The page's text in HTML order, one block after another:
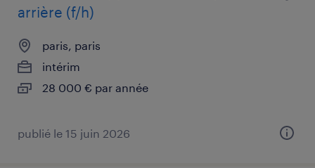
arrière (f/h)
paris, paris
intérim
28 000 € par année
publié le 15 juin 2026